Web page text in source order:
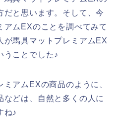
だと思います。そして、今
アムEXのことを調べてみて
が馬具マットプレミアムEX
うことでした♪
アムEXの商品のように、
などは、自然と多くの人に
ね♪